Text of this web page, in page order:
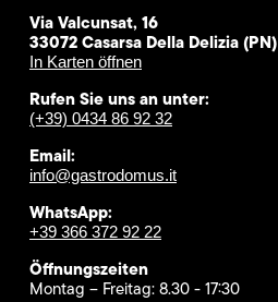
Via Valcunsat, 16
33072 Casarsa Della Delizia (PN)
In Karten öffnen
Rufen Sie uns an unter:
(+39) 0434 86 92 32
Email:
info@gastrodomus.it
WhatsApp:
+39 366 372 92 22
Öffnungszeiten
Montag – Freitag: 8.30 - 17:30